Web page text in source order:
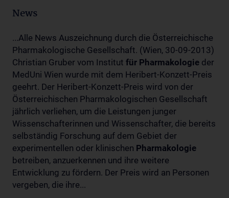
News
...Alle News Auszeichnung durch die Österreichische
Pharmakologische Gesellschaft. (Wien, 30-09-2013)
Christian Gruber vom Institut für Pharmakologie der
MedUni Wien wurde mit dem Heribert-Konzett-Preis
geehrt. Der Heribert-Konzett-Preis wird von der
Österreichischen Pharmakologischen Gesellschaft
jährlich verliehen, um die Leistungen junger
Wissenschafterinnen und Wissenschafter, die bereits
selbständig Forschung auf dem Gebiet der
experimentellen oder klinischen Pharmakologie
betreiben, anzuerkennen und ihre weitere
Entwicklung zu fördern. Der Preis wird an Personen
vergeben, die ihre...